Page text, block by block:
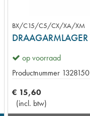
BX/C15/C5/CX/XA/XM
op voorraad
Productnummer 1328150
€ 15,60
(incl. btw)